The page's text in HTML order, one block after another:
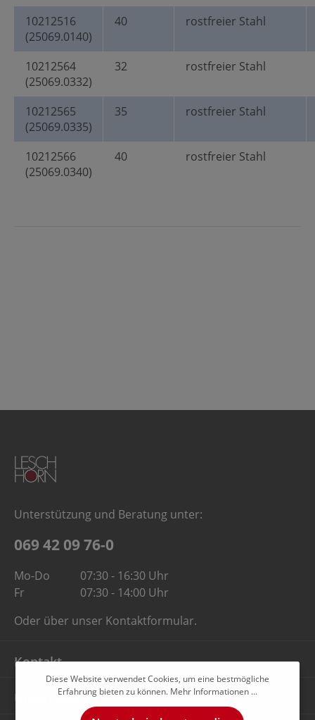
10212516
(25069.0140)
40 rostfreier Stahl
10212564
(25069.0332)
32 rostfreier Stahl
10212565
(25069.0335)
35 rostfreier Stahl
10212566
(25069.0340)
40 rostfreier Stahl
Unterstützung und Beratung unter:
069 42 09 76-0
Mo-Do
07:30 - 16:30 Uhr
Fr
07:30 - 14:00 Uhr
Oder über unser Kontaktformular.
Kontakt
Unternehmen
Diese Website verwendet Cookies, um eine bestmögliche
Erfahrung bieten zu können. Mehr Informationen ...